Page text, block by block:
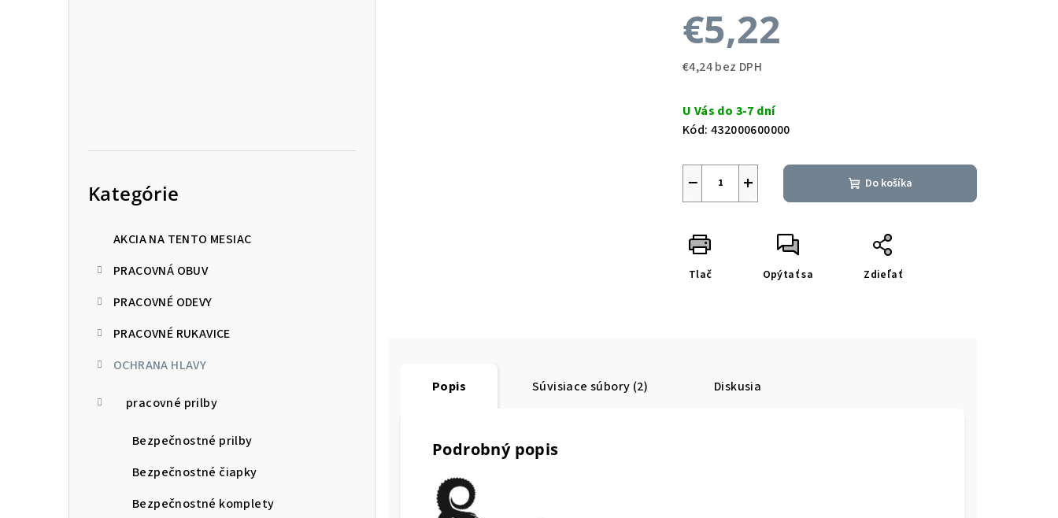
Kategórie
AKCIA NA TENTO MESIAC
PRACOVNÁ OBUV
PRACOVNÉ ODEVY
PRACOVNÉ RUKAVICE
OCHRANA HLAVY
pracovné prilby
Bezpečnostné prilby
Bezpečnostné čiapky
Bezpečnostné komplety
€5,22
€4,24 bez DPH
cena:
U Vás do 3-7 dní
Kód: 432000600000
+
− Do košíka
Tlač Opýtať sa Zdieľať
Popis Súvisiace súbory (2) Diskusia
Podrobný popis